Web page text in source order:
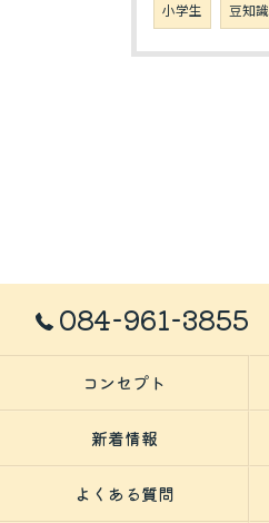
小学生 豆知識
084-961-3855
コンセプト
新着情報
よくある質問